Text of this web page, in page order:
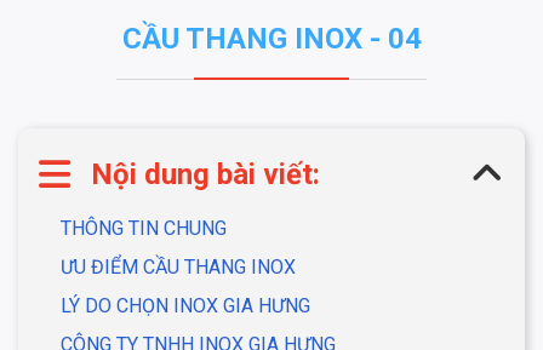
CẦU THANG INOX - 04
Nội dung bài viết:
THÔNG TIN CHUNG
ƯU ĐIỂM CẦU THANG INOX
LÝ DO CHỌN INOX GIA HƯNG
CÔNG TY TNHH INOX GIA HƯNG